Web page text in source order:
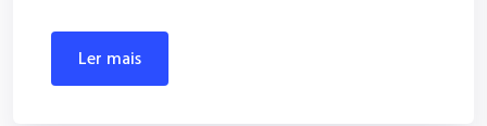
ler mais